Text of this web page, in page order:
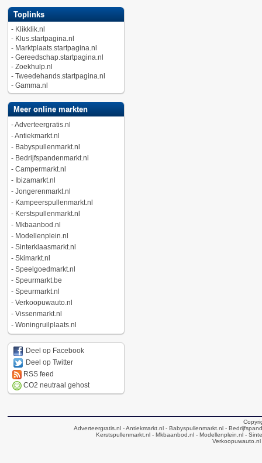
Toplinks
- Klikklik.nl
- Klus.startpagina.nl
- Marktplaats.startpagina.nl
- Gereedschap.startpagina.nl
- Zoekhulp.nl
- Tweedehands.startpagina.nl
- Gamma.nl
Meer online markten
-Adverteergratis.nl
-Antiekmarkt.nl
- Babyspullenmarkt.nl
- Bedrijfspandenmarkt.nl
- Campermarkt.nl
- Ibizamarkt.nl
- Jongerenmarkt.nl
- Kampeerspullenmarkt.nl
- Kerstspullenmarkt.nl
- Mkbaanbod.nl
- Modellenplein.nl
- Sinterklaasmarkt.nl
- Skimarkt.nl
- Speelgoedmarkt.nl
- Speurmarkt.be
- Speurmarkt.nl
- Verkoopuwauto.nl
- Vissenmarkt.nl
- Woningruilplaats.nl
Deel op Facebook
Deel op Twitter
RSS feed
CO2 neutraal gehost
Adverteergratis.nl - Antiekmarkt.nl - Babyspullenmarkt.nl -
Kerstspullenmarkt.nl- Mkbaanbod.nl- Modellenplein.nl-
Verkoopuwauto.nl